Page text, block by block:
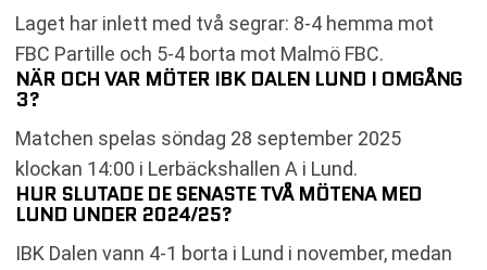
Laget har inlett med två segrar: 8-4 hemma mot
FBC Partille och 5-4 borta mot Malmö FBC.
NÄR OCH VAR MÖTER IBK DALEN LUND I OMGÅNG
3?
Matchen spelas söndag 28 september 2025
klockan 14:00 i Lerbäckshallen A i Lund.
HUR SLUTADE DE SENASTE TVÅ MÖTENA MED
LUND UNDER 2024/25?
IBK Dalen vann 4-1 borta i Lund i november, medan